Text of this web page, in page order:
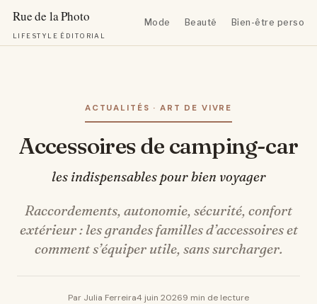
LIFESTYLE ÉDITORIAL
Mode Beauté Bien-être
ACTUALITÉS · ART DE VIVRE
Accessoires de camping-car
les indispensables pour bien voyager
Raccordements, autonomie, sécurité, confort
extérieur : les grandes familles d’accessoires et
comment s’équiper utile, sans surcharger.
Par Julia Ferreira4 juin 20269 min de lecture